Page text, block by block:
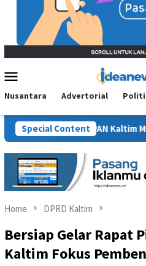
Menu
Nusantara Advertorial
Special Content
BM PAN Kaltim Minta Publik
Home DPRD Kaltim
Bersiap Gelar Rapat
Kaltim Fokus